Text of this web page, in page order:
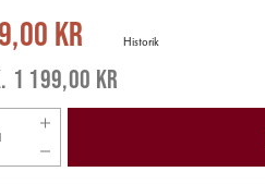
pris:849,00 kr
kr
1 199,00 kr
Historik